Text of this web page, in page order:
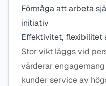
Förmåga att arbeta
initiativ
Effektivitet, flexibilitet
Stor vikt läggs vid
värderar
kunder service av